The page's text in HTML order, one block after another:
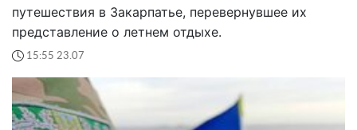
путешествия в Закарпатье, перевернувшее их
представление о летнем отдыхе.
15:55 23.07